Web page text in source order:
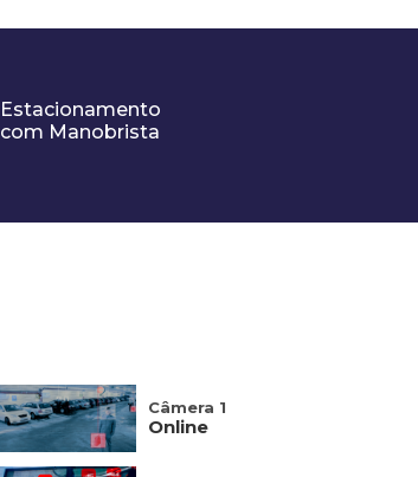
Estacionamento
com Manobrista
Câmera 1
Online